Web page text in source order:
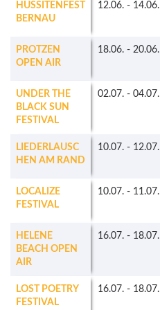
HUSSITENFEST
BERNAU
12.06. - 14.06.
PROTZEN
OPEN AIR
18.06. - 20.06.
UNDER THE
BLACK SUN
FESTIVAL
02.07. - 04.07.
LIEDERLAUSC
HEN AM RAND
10.07. - 12.07.
LOCALIZE
FESTIVAL
10.07. - 11.07.
HELENE
BEACH OPEN
AIR
16.07. - 18.07.
LOST POETRY
FESTIVAL
16.07. - 18.07.